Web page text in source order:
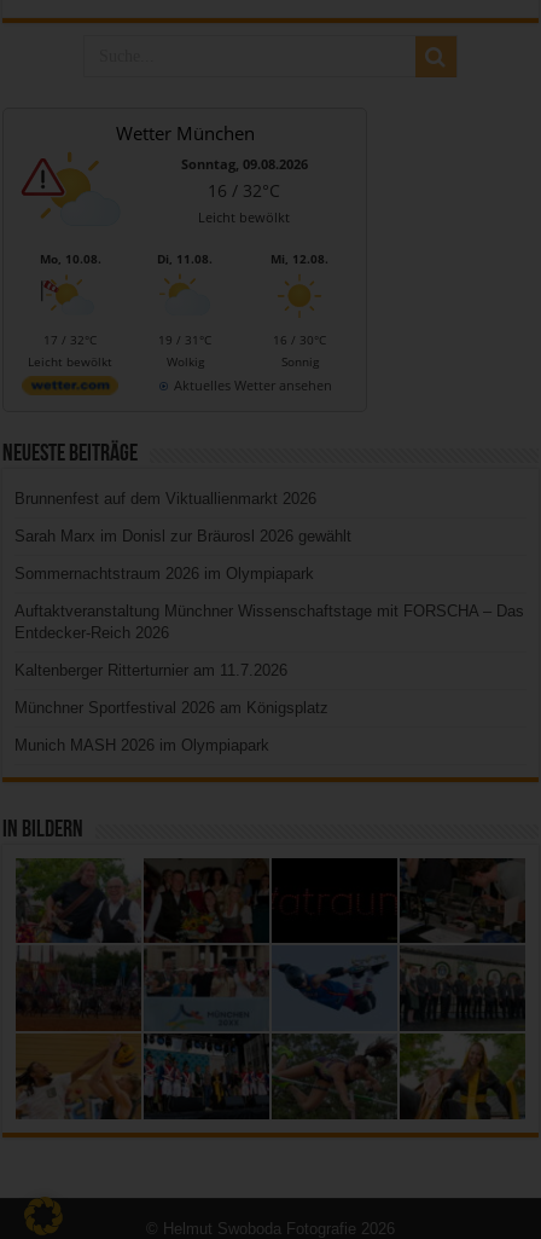
Wetter München
Sonntag, 09.08.2026
16 / 32°C
Leicht bewölkt
Mo, 10.08.
17 / 32°C
Leicht bewölkt
Di, 11.08.
19 / 31°C
Wolkig
Mi, 12.08.
16 / 30°C
Sonnig
Aktuelles Wetter ansehen
Neueste Beiträge
Brunnenfest auf dem Viktuallienmarkt 2026
Sarah Marx im Donisl zur Bräurosl 2026 gewählt
Sommernachtstraum 2026 im Olympiapark
Auftaktveranstaltung Münchner Wissenschaftstage mit FORSCHA – Das
Entdecker-Reich 2026
Kaltenberger Ritterturnier am 11.7.2026
Münchner Sportfestival 2026 am Königsplatz
Munich MASH 2026 im Olympiapark
In Bildern
© Helmut Swoboda Fotografie 2026